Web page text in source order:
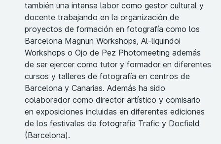
también una intensa labor como gestor cultural y
docente trabajando en la organización de
proyectos de formación en fotografía como los
Barcelona Magnun Workshops, Al-liquindoi
Workshops o Ojo de Pez Photomeeting además
de ser ejercer como tutor y formador en diferentes
cursos y talleres de fotografía en centros de
Barcelona y Canarias. Además ha sido
colaborador como director artístico y comisario
en exposiciones incluidas en diferentes ediciones
de los festivales de fotografía Trafic y Docfield
(Barcelona).